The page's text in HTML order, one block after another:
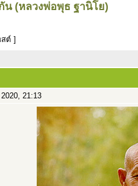
น (หลวงพ่อพุธ ฐานิโย)
สต์ ]
21:13